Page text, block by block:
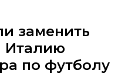
заменить
Италию
по футболу